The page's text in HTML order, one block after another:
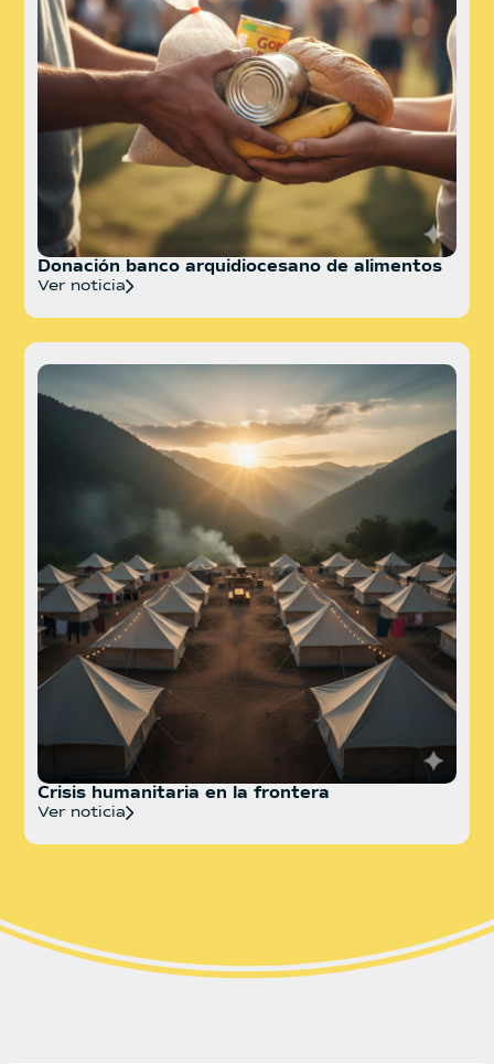
Donación banco arquidiocesano de alimentos
Ver noticia
Crisis humanitaria en la frontera
Ver noticia